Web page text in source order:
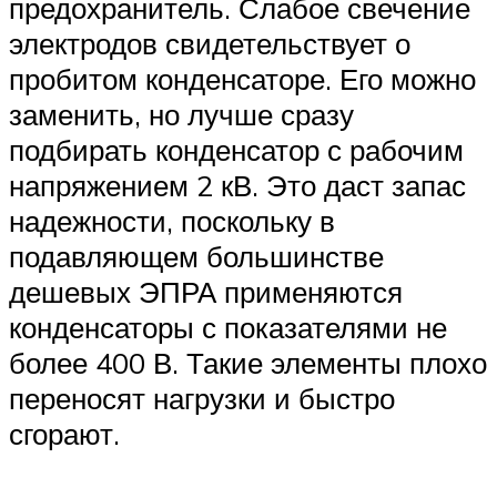
предохранитель. Слабое свечение
электродов свидетельствует о
пробитом конденсаторе. Его можно
заменить, но лучше сразу
подбирать конденсатор с рабочим
напряжением 2 кВ. Это даст запас
надежности, поскольку в
подавляющем большинстве
дешевых ЭПРА применяются
конденсаторы с показателями не
более 400 В. Такие элементы плохо
переносят нагрузки и быстро
сгорают.